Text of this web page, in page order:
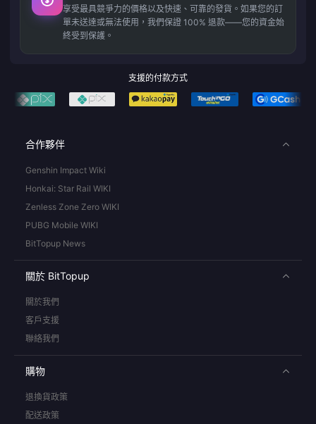
享受最具競爭力的價格以及快速、可靠的發貨。如果您的訂
單未送達或無法使用，我們保證 100% 退款——您的資金始
終受到保護。
支援的付款方式
合作夥伴
Genshin Impact Wiki
Honkai: Star Rail WIKI
Zenless Zone Zero WIKI
PUBG Mobile WIKI
BitTopup News
關於 BitTopup
關於我們
客戶支援
聯絡我們
購物
退換貨政策
配送政策